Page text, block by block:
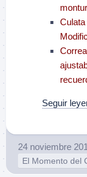
Seguir
24 noviembre
El Momento del